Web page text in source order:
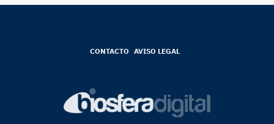
CONTACTO AVISO LEGAL